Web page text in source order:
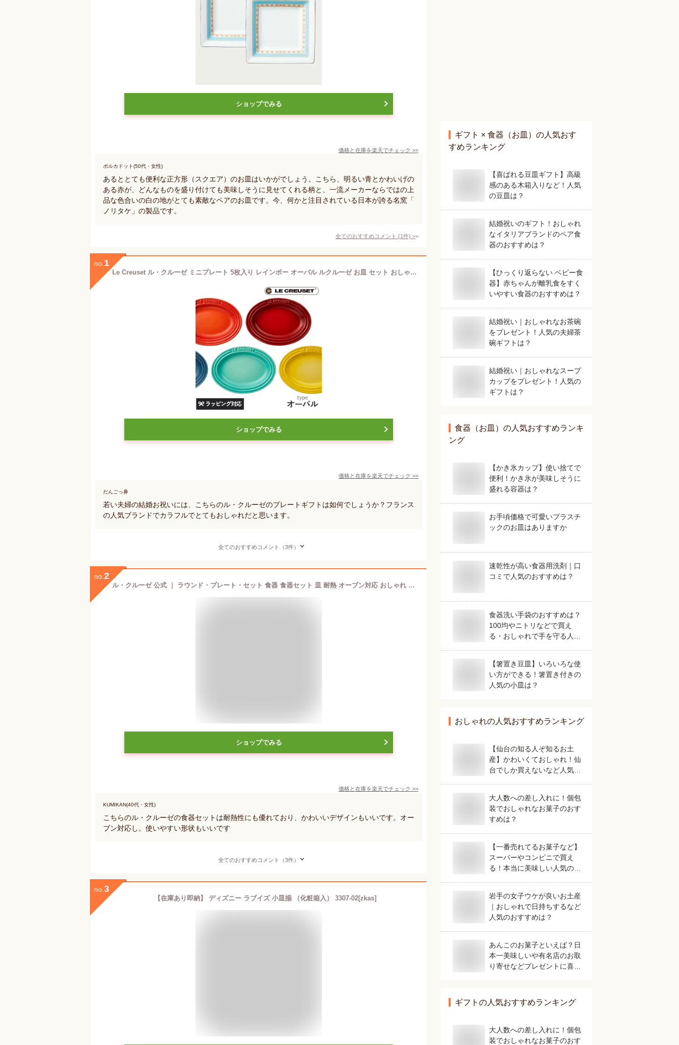
ショップでみる
価格と在庫を楽天でチェック >>
ポルカドット(50代・女性)
あるととても便利な正方形（スクエア）のお皿はいかがでしょう。こちら、明るい青とかわいげの
ある赤が、どんなものを盛り付けても美味しそうに見せてくれる柄と、一流メーカーならではの上
品な色合いの白の地がとても素敵なペアのお皿です。今、何かと注目されている日本が誇る名窯「
ノリタケ」の製品です。
全てのおすすめコメント (1件) >
no. 1
Le Creuset ル・クルーゼ ミニプレート 5枚入り レインボー オーバル ルクルーゼ お皿 セット おしゃれ かわいい ミニ皿 豆皿 結婚祝い プレゼント 贈り物 ギフト
ショップでみる
価格と在庫を楽天でチェック >>
だんごっ鼻
若い夫婦の結婚お祝いには、こちらのル・クルーゼのプレートギフトは如何でしょうか？フランス
の人気ブランドでカラフルでとてもおしゃれだと思います。
全てのおすすめコメント（3件）
no. 2
ル・クルーゼ 公式 ｜ ラウンド・プレート・セット 食器 食器セット 皿 耐熱 オーブン対応 おしゃれ かわいい プレゼント ギフト 贈り物 結婚祝い 内祝い 父の日
ショップでみる
価格と在庫を楽天でチェック >>
KUMIKAN(40代・女性)
こちらのル・クルーゼの食器セットは耐熱性にも優れており、かわいいデザインもいいです。オー
ブン対応し。使いやすい形状もいいです
全てのおすすめコメント（3件）
no. 3
【在庫あり即納】 ディズニー ラブイズ 小皿揃 （化粧箱入） 3307-02[zkas]
ギフト × 食器（お皿） の人気おす
すめランキング
【喜ばれる豆皿ギフト】高級
感のある木箱入りなど！人気
の豆皿は？
結婚祝いのギフト！おしゃれ
なイタリアブランドのペア食
器のおすすめは？
【ひっくり返らない ベビー食
器】赤ちゃんが離乳食をすく
いやすい食器のおすすめは？
結婚祝い｜おしゃれなお茶碗
をプレゼント！人気の夫婦茶
碗ギフトは？
結婚祝い｜おしゃれなスープ
カップをプレゼント！人気の
ギフトは？
食器（お皿） の人気おすすめランキ
ング
【かき氷カップ】使い捨てで
便利！かき氷が美味しそうに
盛れる容器は？
お手頃価格で可愛いプラスチ
ックのお皿はありますか
速乾性が高い食器用洗剤｜口
コミで人気のおすすめは？
食器洗い手袋のおすすめは？
100均やニトリなどで買え
る・おしゃれで手を守る人気
【箸置き豆皿】いろいろな使
い方ができる！箸置き付きの
人気の小皿は？
おしゃれの人気おすすめランキング
【仙台の知る人ぞ知るお土
産】かわいくておしゃれ！仙
台でしか買えないなど人気の
大人数への差し入れに！個包
装でおしゃれなお菓子のおす
すめは？
【一番売れてるお菓子など】
スーパーやコンビニで買え
る！本当に美味しい人気のお
岩手の女子ウケが良いお土産
｜おしゃれで日持ちするなど
人気のおすすめは？
あんこのお菓子といえば？日
本一美味しいや有名店のお取
り寄せなどプレゼントに喜ば
ギフト の人気おすすめランキング
大人数への差し入れに！個包
装でおしゃれなお菓子のおす